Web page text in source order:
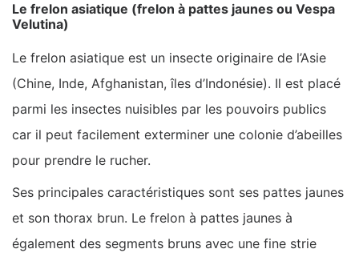
Le frelon asiatique (frelon à pattes jaunes ou Vespa
Velutina)
Le frelon asiatique est un insecte originaire de l’Asie
(Chine, Inde, Afghanistan, îles d’Indonésie). Il est placé
parmi les insectes nuisibles par les pouvoirs publics
car il peut facilement exterminer une colonie d’abeilles
pour prendre le rucher.
Ses principales caractéristiques sont ses pattes jaunes
et son thorax brun. Le frelon à pattes jaunes à
également des segments bruns avec une fine strie